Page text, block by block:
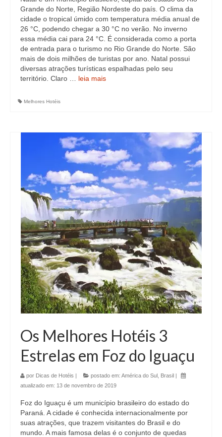
Grande do Norte, Região Nordeste do país. O clima da
cidade o tropical úmido com temperatura média anual de
26 °C, podendo chegar a 30 °C no verão. No inverno
essa média cai para 24 °C. É considerada como a porta
de entrada para o turismo no Rio Grande do Norte. São
mais de dois milhões de turistas por ano. Natal possui
diversas atrações turísticas espalhadas pelo seu
território. Claro … leia mais
Melhores Hotéis
Os Melhores Hotéis 3
Estrelas em Foz do Iguaçu
por Dicas de Hotéis | postado em: América do Sul Brasil |
atualizado em: 13 de novembro de 2019
Foz do Iguaçu é um município brasileiro do estado do
Paraná. A cidade é conhecida internacionalmente por
suas atrações, que trazem visitantes do Brasil e do
mundo. A mais famosa delas é o conjunto de quedas